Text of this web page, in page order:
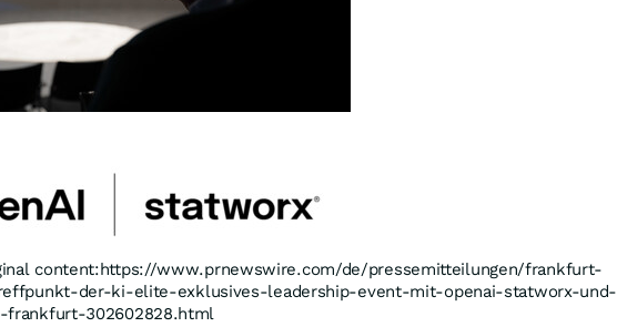
content:https://www.prnewswire.com/de/pressemitteilungen/frankfurt-
der-ki-elite-exklusives-leadership-event-mit-openai-statworx-und-
frankfurt-302602828.html